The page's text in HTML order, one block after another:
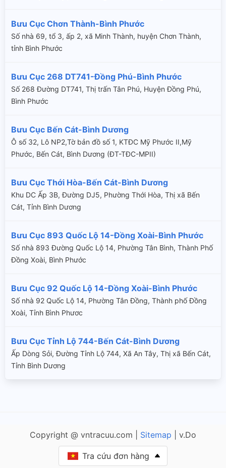
Bưu Cục Chơn Thành-Bình Phước
Số nhà 69, tổ 3, ấp 2, xã Minh Thành, huyện Chơn Thành,
tỉnh Bình Phước
Bưu Cục 268 DT741-Đồng Phú-Bình Phước
Số 268 Đường DT741, Thị trấn Tân Phú, Huyện Đồng Phú,
Bình Phước
Bưu Cục Bến Cát-Bình Dương
Ô số 32, Lô NP2,Tờ bản đồ số 1, KTĐC Mỹ Phước II,Mỹ
Phước, Bến Cát, Bình Dương (ĐT-TĐC-MPII)
Bưu Cục Thới Hòa-Bến Cát-Bình Dương
Khu DC Ấp 3B, Đường DJ5, Phường Thới Hòa, Thị xã Bến
Cát, Tỉnh Bình Dương
Bưu Cục 893 Quốc Lộ 14-Đồng Xoài-Bình Phước
Số nhà 893 Đường Quốc Lộ 14, Phường Tân Bình, Thành Phố
Đồng Xoài, Bình Phước
Bưu Cục 92 Quốc Lộ 14-Đồng Xoài-Bình Phước
Số nhà 92 Quốc Lộ 14, Phường Tân Đồng, Thành phố Đồng
Xoài, Tỉnh Bình Phươc
Bưu Cục Tỉnh Lộ 744-Bến Cát-Bình Dương
Ấp Dòng Sỏi, Đường Tỉnh Lộ 744, Xã An Tây, Thị xã Bến Cát,
Tỉnh Bình Dương
Copyright @ vntracuu.com | Sitemap | v.Do
Tra cứu đơn hàng